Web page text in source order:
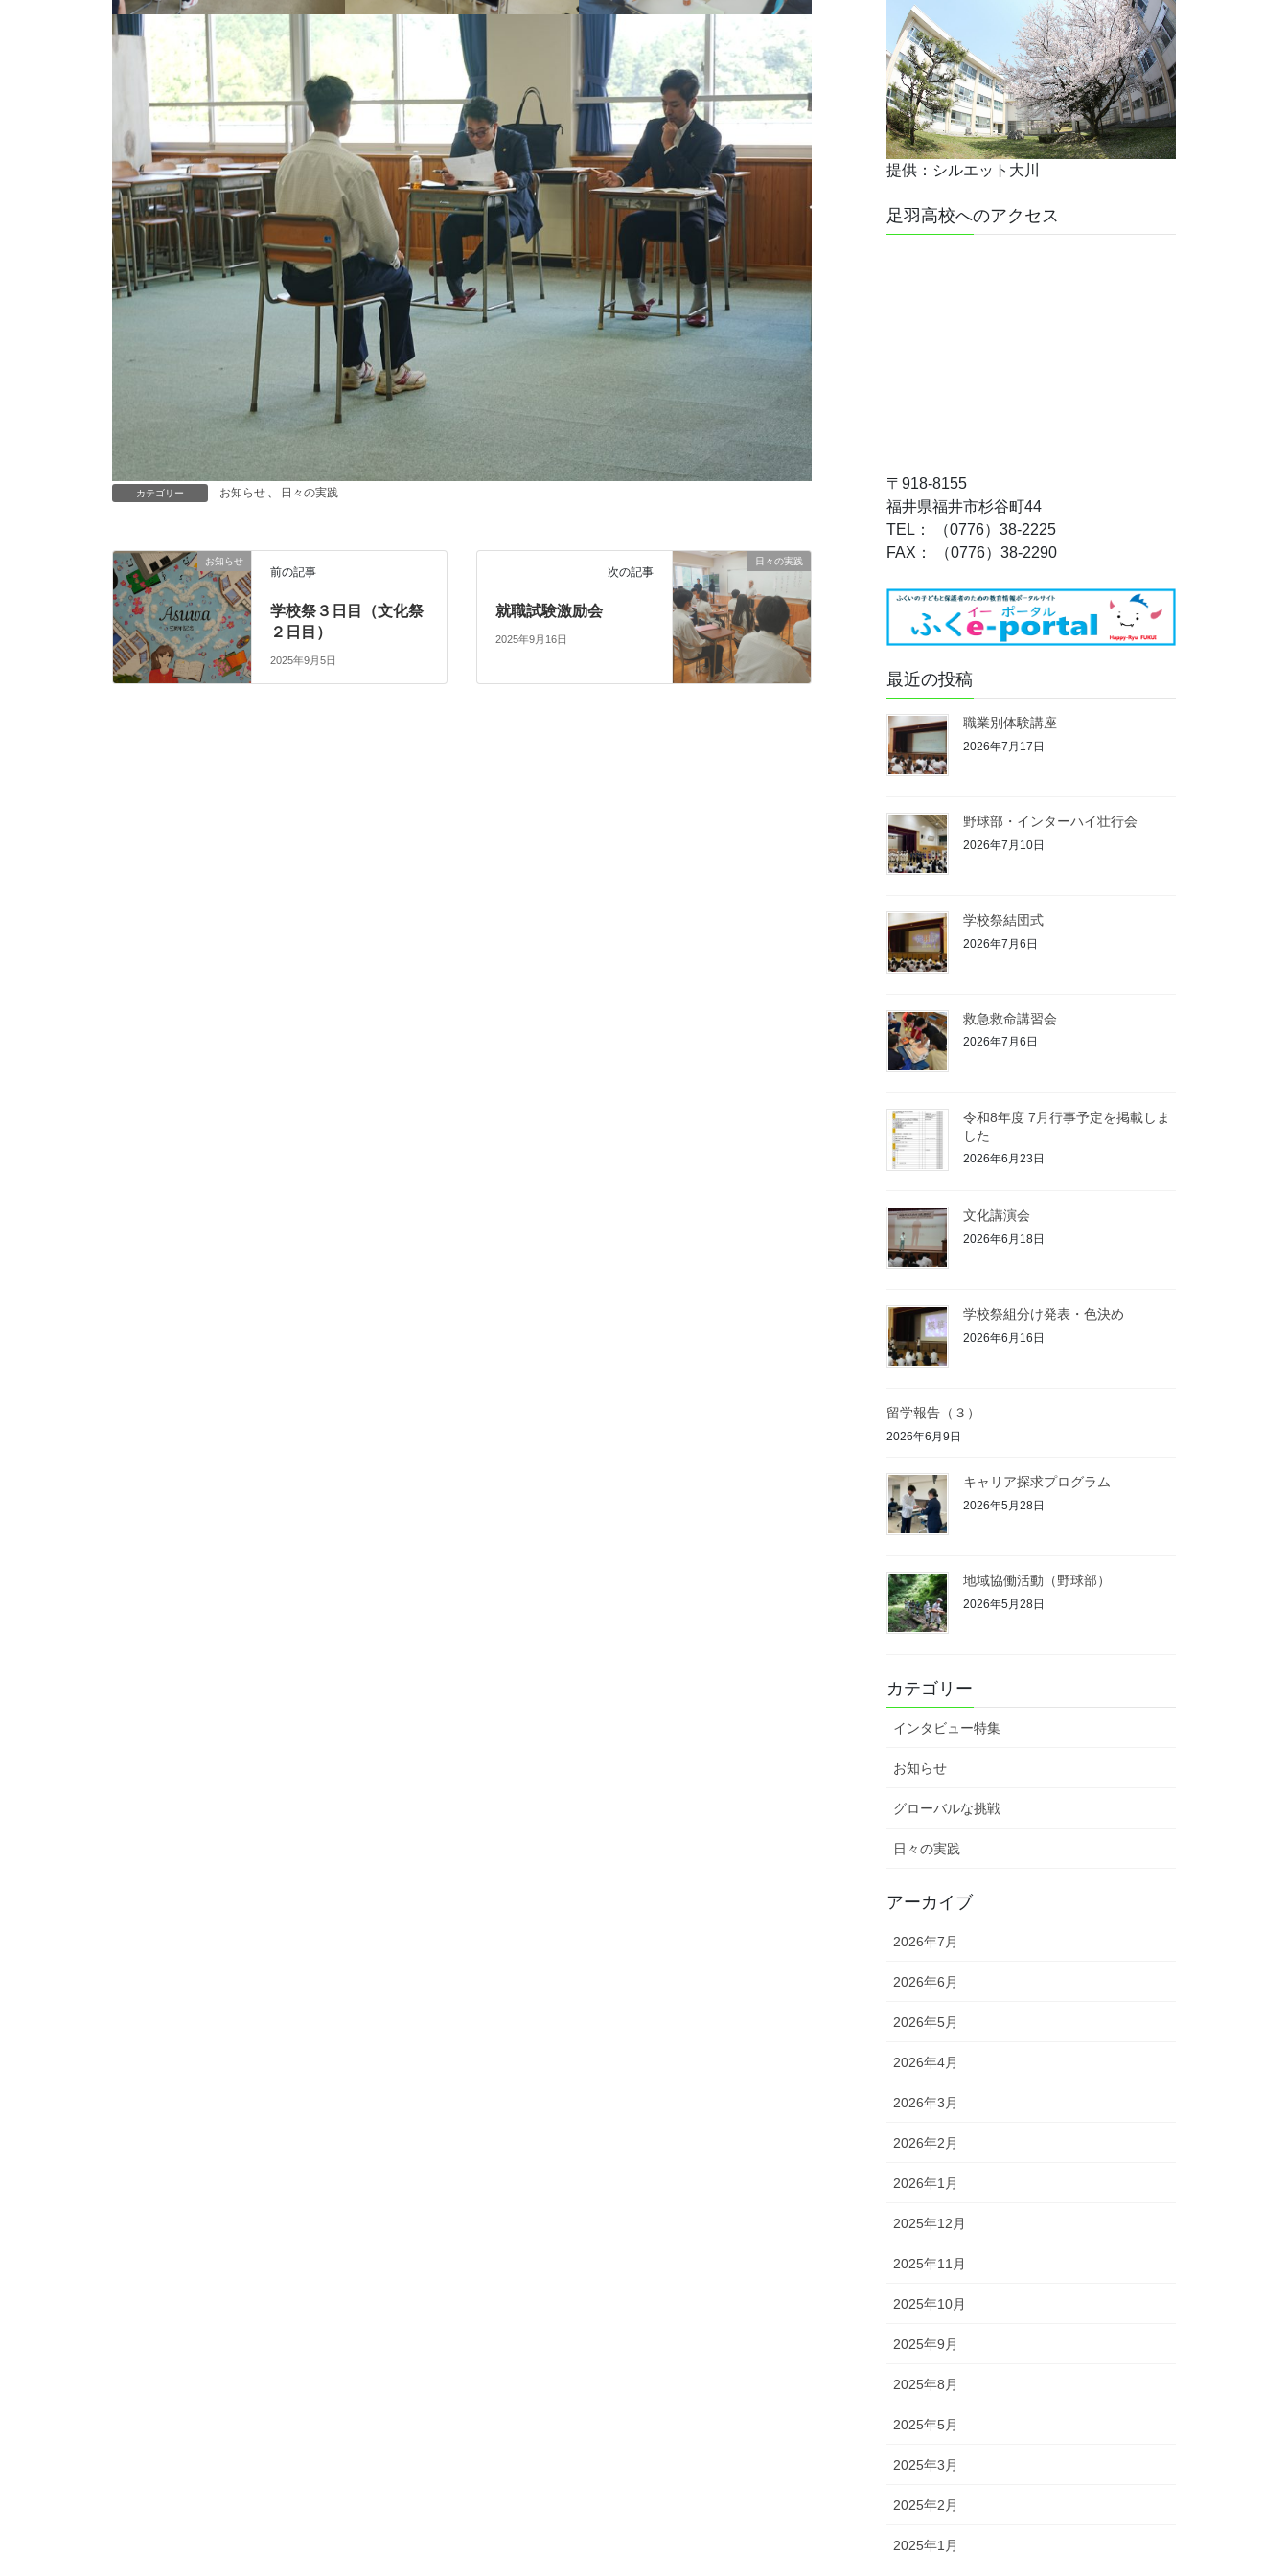
カテゴリー お知らせ 、 日々の実践
お知らせ
前の記事
学校祭３日目（文化祭
２日目）
2025年9月5日
日々の実践
次の記事
就職試験激励会
2025年9月16日
提供：シルエット大川
足羽高校へのアクセス
〒918-8155
福井県福井市杉谷町44
TEL： （0776）38-2225
FAX： （0776）38-2290
最近の投稿
職業別体験講座
2026年7月17日
野球部・インターハイ壮行会
2026年7月10日
学校祭結団式
2026年7月6日
救急救命講習会
2026年7月6日
令和8年度 7月行事予定を掲載しま
した
2026年6月23日
文化講演会
2026年6月18日
学校祭組分け発表・色決め
2026年6月16日
留学報告（３）
2026年6月9日
キャリア探求プログラム
2026年5月28日
地域協働活動（野球部）
2026年5月28日
カテゴリー
インタビュー特集
お知らせ
グローバルな挑戦
日々の実践
アーカイブ
2026年7月
2026年6月
2026年5月
2026年4月
2026年3月
2026年2月
2026年1月
2025年12月
2025年11月
2025年10月
2025年9月
2025年8月
2025年5月
2025年3月
2025年2月
2025年1月